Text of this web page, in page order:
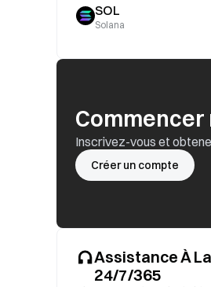
SOL
Solana
Inscrivez-vous et
Créer un compte
Assistance À
24/7/365